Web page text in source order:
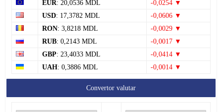
EUR: 20,0536 MDL
-0,0254 ▼
USD: 17,3782 MDL
-0,0606 ▼
RON: 3,8218 MDL
-0,0029 ▼
RUB: 0,2143 MDL
-0,0017 ▼
GBP: 23,4033 MDL
-0,0414 ▼
UAH: 0,3886 MDL -0,0014 ▼
Convertor valutar